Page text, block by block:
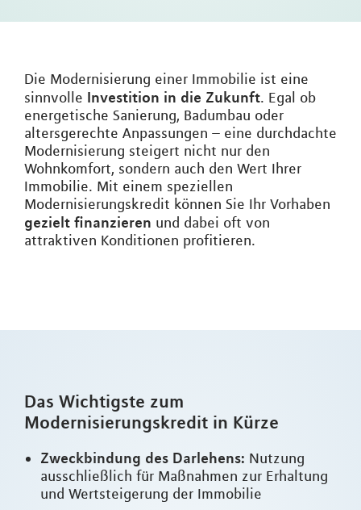
Die Modernisierung einer Immobilie ist eine
sinnvolle Investition in die Zukunft. Egal ob
energetische Sanierung, Badumbau oder
altersgerechte Anpassungen – eine durchdachte
Modernisierung steigert nicht nur den
Wohnkomfort, sondern auch den Wert Ihrer
Immobilie. Mit einem speziellen
Modernisierungskredit können Sie Ihr Vorhaben
gezielt finanzieren und dabei oft von
attraktiven Konditionen profitieren.
Das Wichtigste zum
Modernisierungskredit in Kürze
Zweckbindung des Darlehens: Nutzung
ausschließlich für Maßnahmen zur Erhaltung
und Wertsteigerung der Immobilie